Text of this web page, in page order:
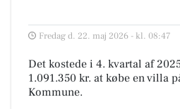
Fredag d. 22. maj 2026 - kl. 08:47
Det kostede i 4. kvartal af
1.091.350 kr. at købe en villa
Kommune.